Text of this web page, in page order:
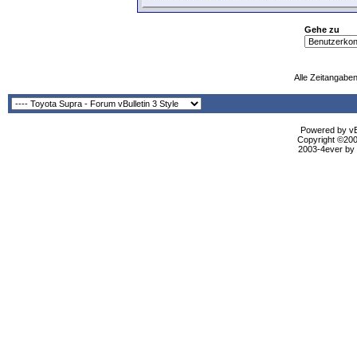
Gehe zu
Alle
Powered by
Copyright
2003-4ever by